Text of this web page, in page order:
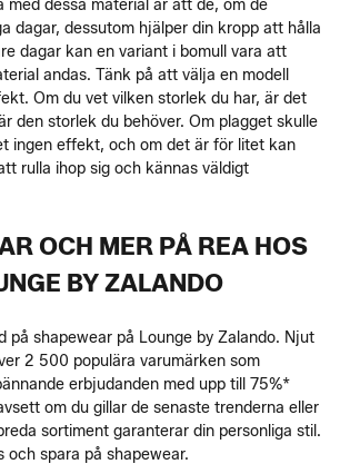
med dessa material är att de, om de
dagar, dessutom hjälper din kropp att hålla
dagar kan en variant i bomull vara att
andas. Tänk på att välja en modell
Om du vet vilken storlek du har, är det
den storlek du behöver. Om plagget skulle
ingen effekt, och om det är för litet kan
rulla ihop sig och kännas väldigt
OCH MER PÅ REA HOS
BY ZALANDO
på shapewear på Lounge by Zalando. Njut
2 500 populära varumärken som
erbjudanden med upp till 75%*
om du gillar de senaste trenderna eller
sortiment garanterar din personliga stil.
och spara på shapewear.